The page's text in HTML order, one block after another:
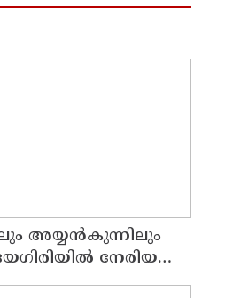
അയ്യൻകുന്നിലും
നേരിയ
ക്യാമ്പിലേക്ക് മാറ്റി